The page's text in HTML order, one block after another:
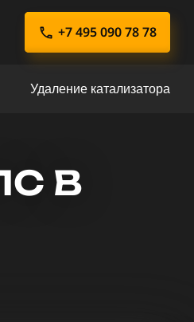
+7 495 090 78 78
Удаление катализатора
В